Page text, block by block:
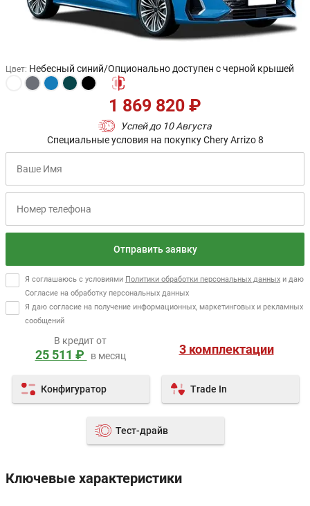
Цвет: Небесный синий/Опционально доступен с черной крышей
Успей до 10 Августа
1 869 820 ₽
Специальные условия на покупку Chery Arrizo 8
Отправить заявку
Я соглашаюсь с условиями Политики обработки персональных данных и даю
Согласие на обработку персональных данных
Я даю согласие на получение информационных, маркетинговых и рекламных
сообщений
3 комплектации
Конфигуратор Trade In
Тест-драйв
В кредит от
25 511 ₽ в месяц
Ключевые характеристики